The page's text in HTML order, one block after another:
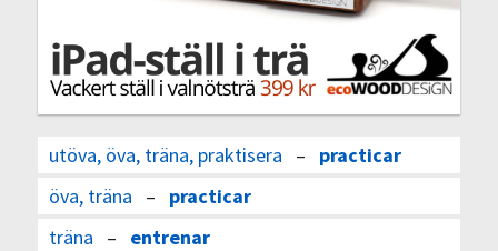
utöva, öva, träna, praktisera – practicar
öva, träna – practicar
träna – entrenar